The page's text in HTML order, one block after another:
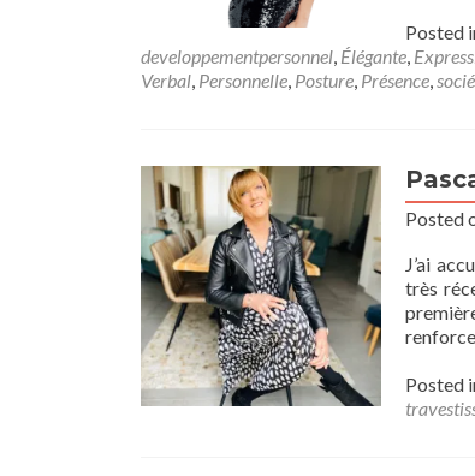
Posted
developpementpersonnel, Élégante,
Verbal, Personnelle, Posture, Présence,
Posted
J’ai
très
Posted